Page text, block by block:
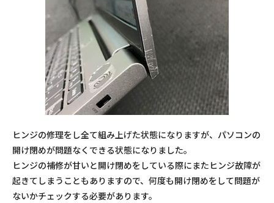
ヒンジの修理をし全て組み上げた状態になりますが、パソコンの
開け閉めが問題なくできる状態になりました。
ヒンジの補修が甘いと開け閉めをしている際にまたヒンジ故障が
起きてしまうこともありますので、何度も開け閉めをして問題が
ないかチェックする必要があります。